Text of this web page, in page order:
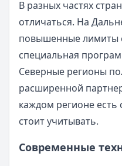
В разных частях
отличаться. На
повышенные лимиты
специальная
Северные регионы
расширенной
каждом регионе
стоит учитывать.
Современные